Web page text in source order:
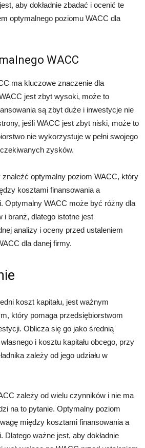
aby dokładnie zbadać i ocenić te
optymalnego poziomu WACC dla
WACC
ma kluczowe znaczenie dla
jest zbyt wysoki, może to
są zbyt duże i inwestycje nie
jeśli WACC jest zbyt niski, może to
nie wykorzystuje w pełni swojego
zysków.
znaleźć optymalny poziom WACC, który
kosztami finansowania a
Optymalny WACC może być różny dla
i branż, dlatego istotne jest
analizy i oceny przed ustaleniem
dla danej firmy.
koszt kapitału, jest ważnym
który pomaga przedsiębiorstwom
Oblicza się go jako średnią
i kosztu kapitału obcego, przy
zależy od jego udziału w
zależy od wielu czynników i nie ma
na to pytanie. Optymalny poziom
między kosztami finansowania a
Dlatego ważne jest, aby dokładnie